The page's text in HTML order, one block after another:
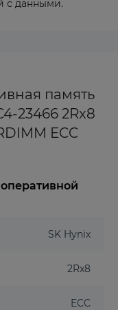
с данными.
память
23466 2Rx8
ECC
SK Hynix
2Rx8
ECC